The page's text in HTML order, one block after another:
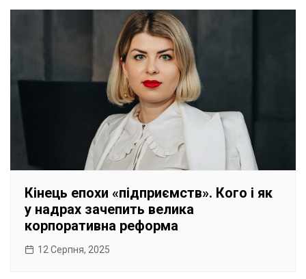
Кінець епохи «підприємств». Кого і як
у надрах зачепить велика
корпоративна реформа
12 Серпня, 2025